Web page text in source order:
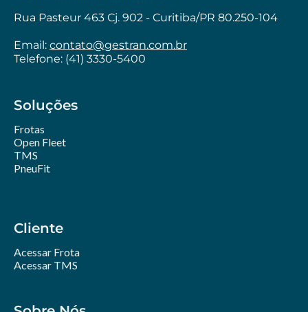
Soluções
Frotas
Open Fleet
TMS
PneuFit
Cliente
Acessar Frota
Acessar TMS
Rua Pasteur 463 Cj. 902 - Curitiba/PR 80.250-104
Email: contato@gestran.com.br
Telefone: (41) 3330-5400